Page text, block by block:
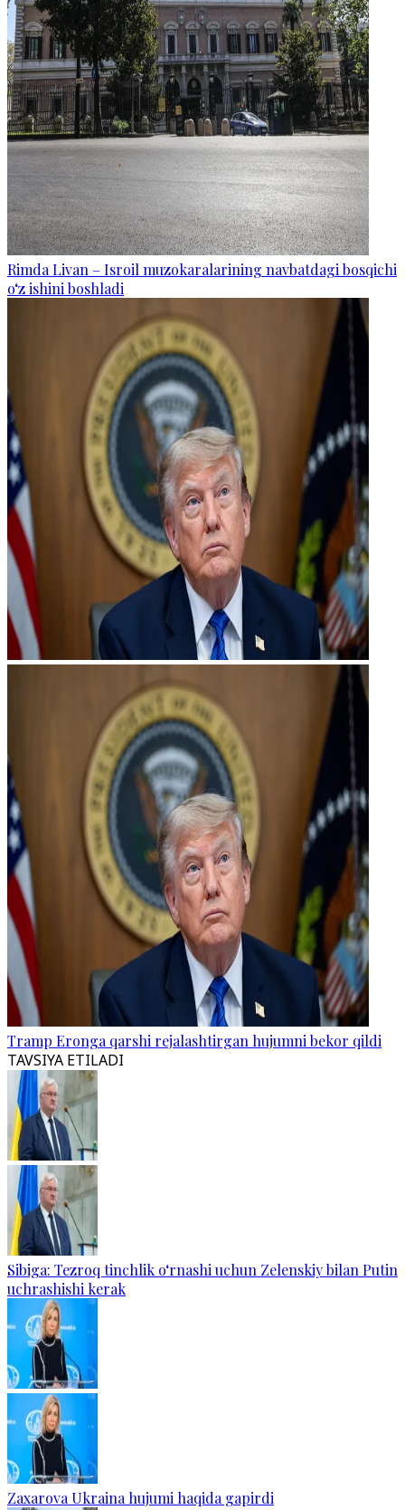
Rimda Livan – Isroil muzokaralarining navbatdagi bosqichi
o‘z ishini boshladi
Tramp Eronga qarshi rejalashtirgan hujumni bekor qildi
TAVSIYA ETILADI
Sibiga: Tezroq tinchlik o‘rnashi uchun Zelenskiy bilan Putin
uchrashishi kerak
Zaxarova Ukraina hujumi haqida gapirdi